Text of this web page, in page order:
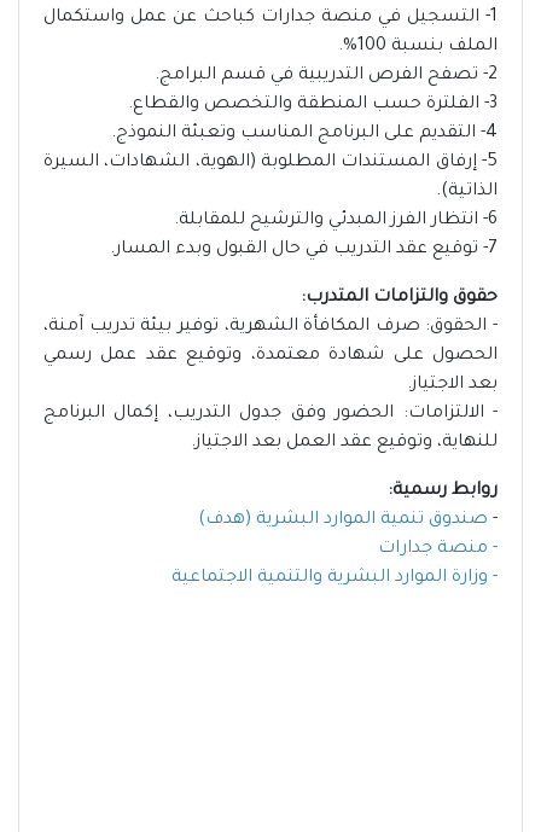
1- التسجيل في منصة جدارات كباحث عن عمل واستكمال
الملف بنسبة 100%.
2- تصفح الفرص التدريبية في قسم البرامج.
3- الفلترة حسب المنطقة والتخصص والقطاع.
4- التقديم على البرنامج المناسب وتعبئة النموذج.
5- إرفاق المستندات المطلوبة (الهوية، الشهادات، السيرة
الذاتية).
6- انتظار الفرز المبدئي والترشيح للمقابلة.
7- توقيع عقد التدريب في حال القبول وبدء المسار.
حقوق والتزامات المتدرب:
- الحقوق: صرف المكافأة الشهرية، توفير بيئة تدريب آمنة،
الحصول على شهادة معتمدة، وتوقيع عقد عمل رسمي
بعد الاجتياز.
- الالتزامات: الحضور وفق جدول التدريب، إكمال البرنامج
للنهاية، وتوقيع عقد العمل بعد الاجتياز.
روابط رسمية:
- صندوق تنمية الموارد البشرية (هدف)
- منصة جدارات
- وزارة الموارد البشرية والتنمية الاجتماعية